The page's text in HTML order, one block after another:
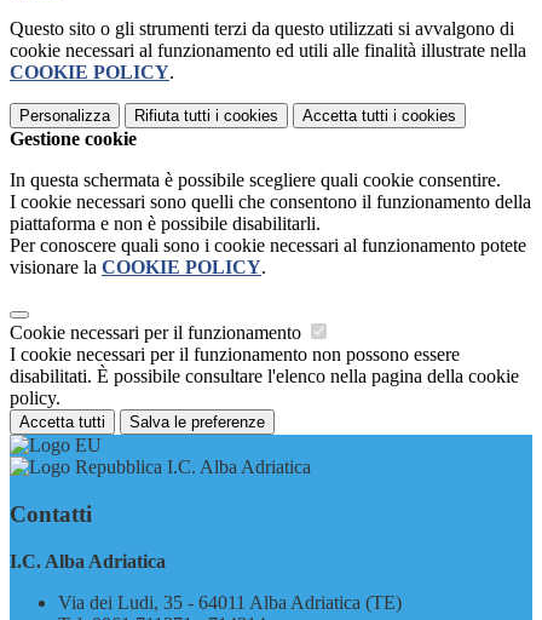
Questo sito o gli strumenti terzi da questo utilizzati si avvalgono di
cookie necessari al funzionamento ed utili alle finalità illustrate nella
COOKIE POLICY.
Personalizza Rifiuta tutti i cookies Accetta tutti i cookies
Gestione cookie
In questa schermata è possibile scegliere quali cookie consentire.
I cookie necessari sono quelli che consentono il funzionamento della
piattaforma e non è possibile disabilitarli.
Per conoscere quali sono i cookie necessari al funzionamento potete
visionare la COOKIE POLICY.
Cookie necessari per il funzionamento
I cookie necessari per il funzionamento non possono essere
disabilitati. È possibile consultare l'elenco nella pagina della cookie
policy.
Accetta tutti Salva le preferenze
I.C. Alba Adriatica
Contatti
I.C. Alba Adriatica
Via dei Ludi, 35 - 64011 Alba Adriatica (TE)